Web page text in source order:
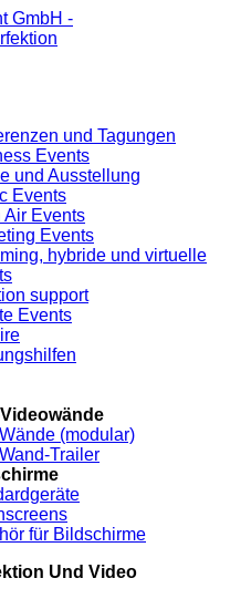
und Tagungen
Events
und Ausstellung
Events
Air Events
Events
hybride und virtuelle
support
Events
(modular)
Trailer
für Bildschirme
Und Video